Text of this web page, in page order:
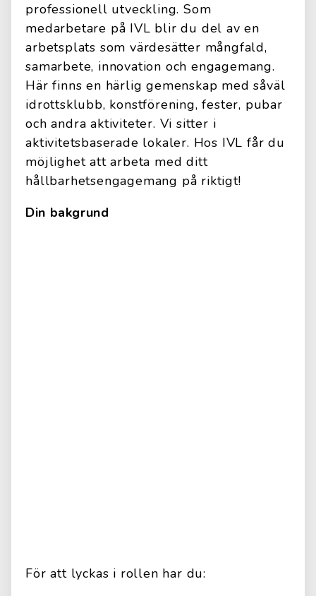
professionell utveckling. Som
medarbetare på IVL blir du del av en
arbetsplats som värdesätter mångfald,
samarbete, innovation och engagemang.
Här finns en härlig gemenskap med såväl
idrottsklubb, konstförening, fester, pubar
och andra aktiviteter. Vi sitter i
aktivitetsbaserade lokaler. Hos IVL får du
möjlighet att arbeta med ditt
hållbarhetsengagemang på riktigt!
Din bakgrund
För att lyckas i rollen har du: